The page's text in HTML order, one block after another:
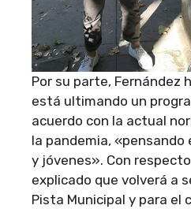
Por su parte, Fernández
está ultimando un
acuerdo con la actual
la pandemia, «pensando
y jóvenes». Con
explicado que volverá a
Pista Municipal y para el